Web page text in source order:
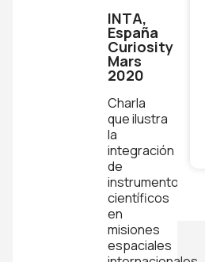
INTA,
España
Curiosity
Mars
2020
Charla
que ilustra
la
integración
de
instrumentos
científicos
en
misiones
espaciales